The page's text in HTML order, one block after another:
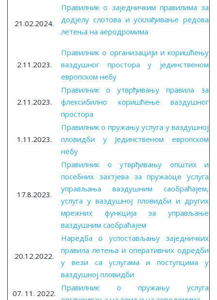
21.02.2024.
Правилник о заједничким правилима за
додјелу слотова и усклађивање редова
летења на аеродромима
2.11.2023.
Правилник о организацији и коришћењу
ваздушног простора у јединственом
европском небу
2.11.2023.
Правилник о утврђивању правила за
флексибилно коришћење ваздушног
простора
1.11.2023.
Правилник о пружању услуга у ваздушној
пловидби у Јединственом европском
небу
17.8.2023.
Правилник о утврђивању општих и
посебних захтјева за пружаоце услуга
управљања ваздушним саобраћајем,
услуга у ваздушној пловидби и других
мрежних функција за управљање
ваздушним саобраћајем
20.12.2022.
Наредба о успостављању заједничких
правила летења и оперативних одредби
у вези са услугама и поступцима у
ваздушној пловидби
07. 11. 2022.
Правилник о пружању услуга